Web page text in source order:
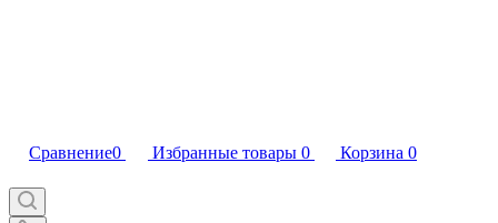
Сравнение0 Избранные товары 0 Корзина 0